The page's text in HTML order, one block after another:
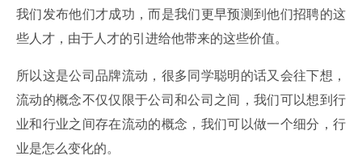
我们发布他们才成功，而是我们更早预测到他们招聘的这
些人才，由于人才的引进给他带来的这些价值。
所以这是公司品牌流动，很多同学聪明的话又会往下想，
流动的概念不仅仅限于公司和公司之间，我们可以想到行
业和行业之间存在流动的概念，我们可以做一个细分，行
业是怎么变化的。